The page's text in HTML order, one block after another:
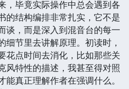
，毕竟实际操作中总会遇到各
的结构编排非常扎实，它不是
谈，而是深入到混音台的每一
细节里去讲解原理。初读时，
花点时间去消化，比如那些关
风特性的描述，我甚至得对照
真正理解作者在强调什么。